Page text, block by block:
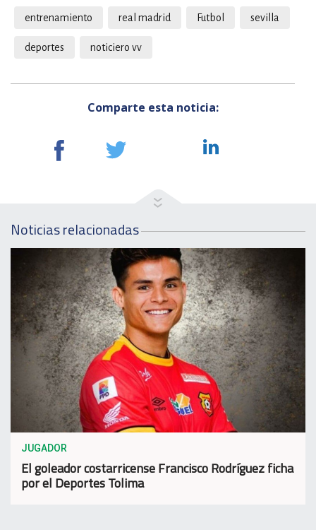
entrenamiento real madrid Futbol sevilla
deportes noticiero vv
Comparte esta noticia:
Noticias relacionadas
JUGADOR
El goleador costarricense Francisco Rodríguez ficha
por el Deportes Tolima